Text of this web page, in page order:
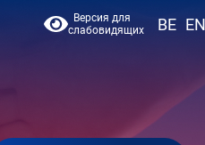
Версия для
слабовидящих
BE EN